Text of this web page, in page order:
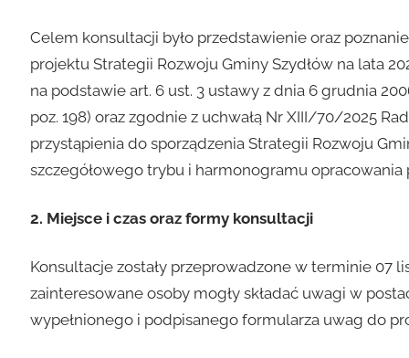
Celem konsultacji było przedstawienie oraz
projektu Strategii Rozwoju Gminy Szydłów na lata
na podstawie art. 6 ust. 3 ustawy z dnia 6 grudnia
poz. 198) oraz zgodnie z uchwałą Nr XIII/70/2025
przystąpienia do sporządzenia Strategii Rozwoju
szczegółowego trybu i harmonogramu
2. Miejsce i czas oraz formy konsultacji
Konsultacje zostały przeprowadzone w terminie 07
zainteresowane osoby mogły składać uwagi w
wypełnionego i podpisanego formularza uwag do